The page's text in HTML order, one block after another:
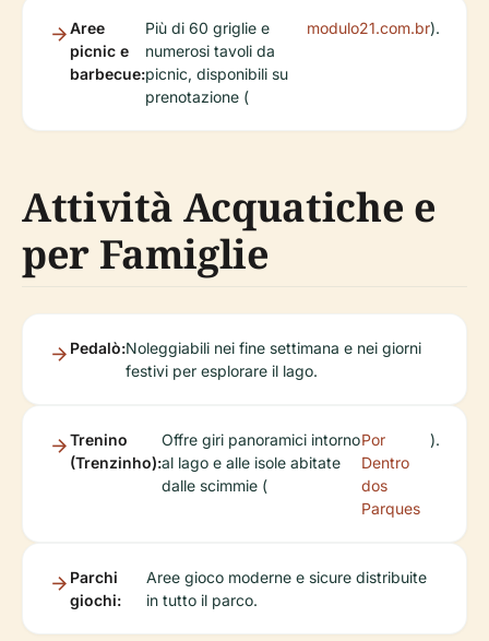
Aree
picnic e
barbecue:
Più di 60 griglie e
numerosi tavoli da
picnic, disponibili su
prenotazione (
modulo21.com.br).
Attività Acquatiche e
per Famiglie
Pedalò:Noleggiabili nei fine settimana e nei giorni
festivi per esplorare il lago.
Trenino
(Trenzinho):
Offre giri panoramici intorno
al lago e alle isole abitate
dalle scimmie (
Por
Dentro
dos
Parques
).
Parchi
giochi:
Aree gioco moderne e sicure distribuite
in tutto il parco.